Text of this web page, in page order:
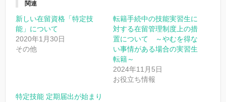
関連
新しい在留資格「特定技
能」について
2020年1月30日
その他
転籍手続中の技能実習生に
対する在留管理制度上の措
置について ～やむを得な
い事情がある場合の実習生
転籍～
2024年11月5日
お役立ち情報
特定技能 定期届出が始まり